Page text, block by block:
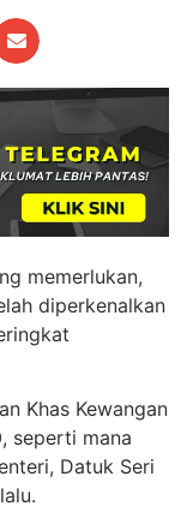
memerlukan,
diperkenalkan
Khas Kewangan
seperti mana
Datuk Seri